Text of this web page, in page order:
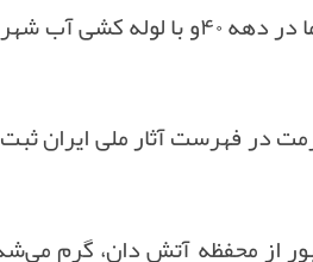
در دهه۴۰و با لوله کشی آب
در فهرست آثار ملی ایران
از محفظه آتش دان، گرم